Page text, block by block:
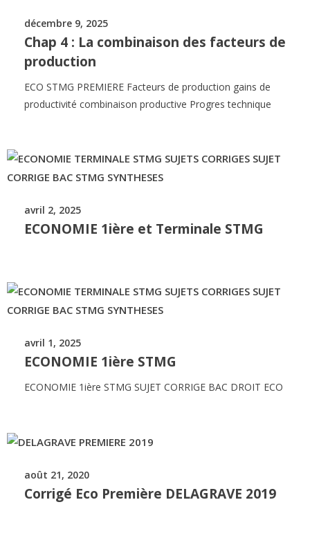
décembre 9, 2025
Chap 4 : La combinaison des facteurs de
production
ECO STMG PREMIERE Facteurs de production gains de
productivité combinaison productive Progres technique
avril 2, 2025
ECONOMIE 1ière et Terminale STMG
avril 1, 2025
ECONOMIE 1ière STMG
ECONOMIE 1ière STMG SUJET CORRIGE BAC DROIT ECO
août 21, 2020
Corrigé Eco Première DELAGRAVE 2019